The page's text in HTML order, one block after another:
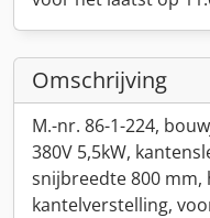
Omschrijving
M.-nr. 86-1-224,
380V 5,5kW,
snijbreedte 800 mm,
kantelverstelling,